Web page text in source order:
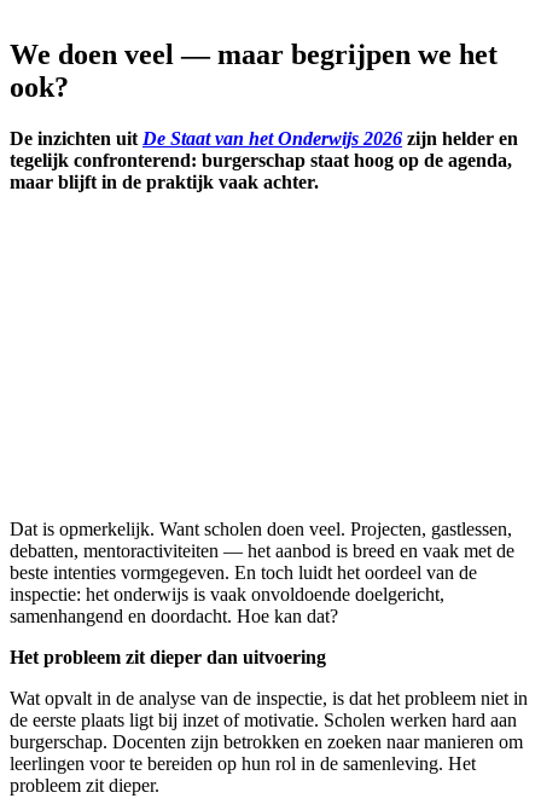
We doen veel — maar begrijpen we het
ook?
De inzichten uit De Staat van het Onderwijs 2026 zijn helder en
tegelijk confronterend: burgerschap staat hoog op de agenda,
maar blijft in de praktijk vaak achter.
Dat is opmerkelijk. Want scholen doen veel. Projecten, gastlessen,
debatten, mentoractiviteiten — het aanbod is breed en vaak met de
beste intenties vormgegeven. En toch luidt het oordeel van de
inspectie: het onderwijs is vaak onvoldoende doelgericht,
samenhangend en doordacht. Hoe kan dat?
Het probleem zit dieper dan uitvoering
Wat opvalt in de analyse van de inspectie, is dat het probleem niet in
de eerste plaats ligt bij inzet of motivatie. Scholen werken hard aan
burgerschap. Docenten zijn betrokken en zoeken naar manieren om
leerlingen voor te bereiden op hun rol in de samenleving. Het
probleem zit dieper.